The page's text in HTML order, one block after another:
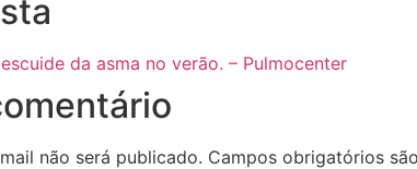
da asma no verão. – Pulmocenter
não será publicado. Campos obrigatórios